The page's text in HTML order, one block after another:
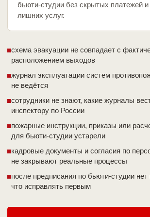
бьюти-студии без скрытых платежей
лишних услуг.
схема эвакуации не совпадает с
расположением выходов
журнал эксплуатации систем
не ведётся
сотрудники не знают, какие журналы
инспектору по России
пожарные инструкции, приказы или
для бьюти-студии устарели
кадровые документы и согласия по
не закрывают реальные процессы
после предписания по бьюти-студии нет
что исправлять первым